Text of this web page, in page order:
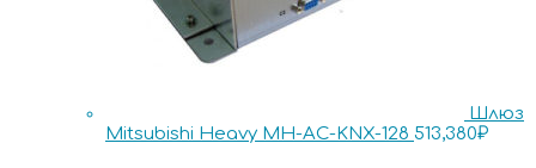
Шлюз
Mitsubishi Heavy MH-AC-KNX-128 513,380₽